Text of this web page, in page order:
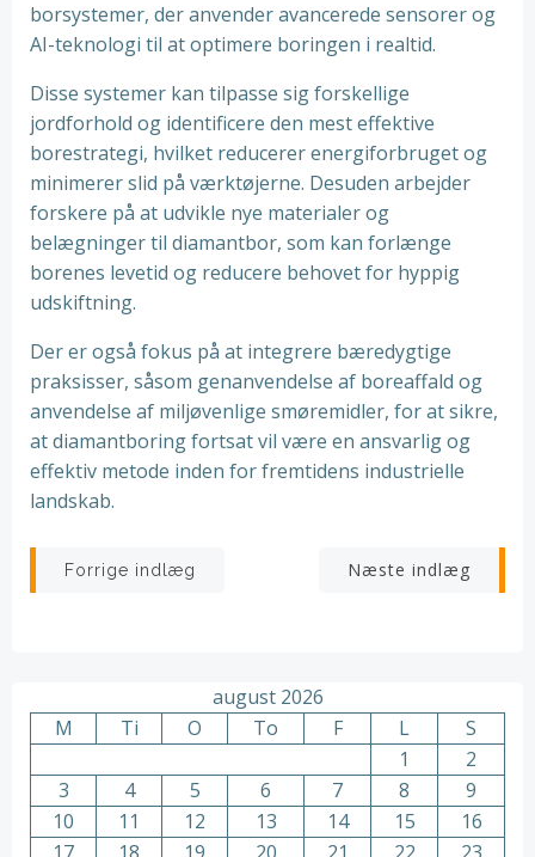
borsystemer, der anvender avancerede sensorer og
AI-teknologi til at optimere boringen i realtid.
Disse systemer kan tilpasse sig forskellige
jordforhold og identificere den mest effektive
borestrategi, hvilket reducerer energiforbruget og
minimerer slid på værktøjerne. Desuden arbejder
forskere på at udvikle nye materialer og
belægninger til diamantbor, som kan forlænge
borenes levetid og reducere behovet for hyppig
udskiftning.
Der er også fokus på at integrere bæredygtige
praksisser, såsom genanvendelse af boreaffald og
anvendelse af miljøvenlige smøremidler, for at sikre,
at diamantboring fortsat vil være en ansvarlig og
effektiv metode inden for fremtidens industrielle
landskab.
Indlægsnavigation
Forrige indlæg Næste indlæg
august 2026
M
Ti O To F L
S
1
2
3
4 5 6 7 8
9
10
11 12 13 14 15
16